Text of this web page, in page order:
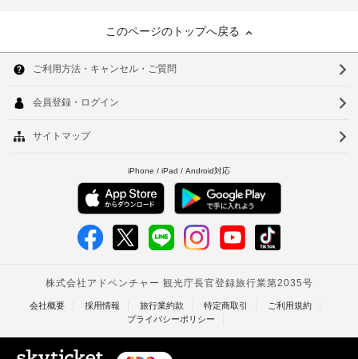
このページのトップへ戻る